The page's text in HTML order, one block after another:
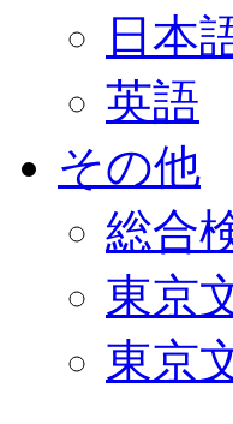
日本
英語
その他
総合
東京
東京